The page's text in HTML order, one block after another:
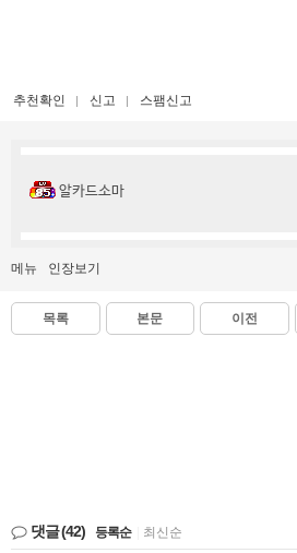
추천확인 신고 스팸신고
알카드소마
메뉴 인장보기
목록 본문 이전
댓글(42) 등록순 최신순